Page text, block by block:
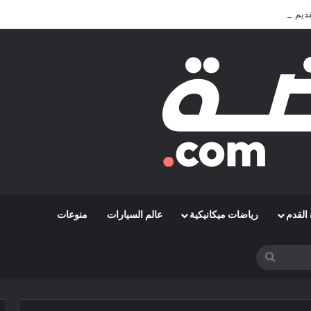
الأفضل في المونديال
القدم رياضات ميكانيكية عالم السيارات منوعات
بحث